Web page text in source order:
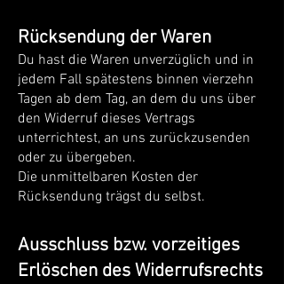
Rücksendung der Waren
Du hast die Waren unverzüglich und in
jedem Fall spätestens binnen vierzehn
Tagen ab dem Tag, an dem du uns über
den Widerruf dieses Vertrags
unterrichtest, an uns zurückzusenden
oder zu übergeben.
Die unmittelbaren Kosten der
Rücksendung trägst du selbst.
Ausschluss bzw. vorzeitiges
Erlöschen des Widerrufsrechts